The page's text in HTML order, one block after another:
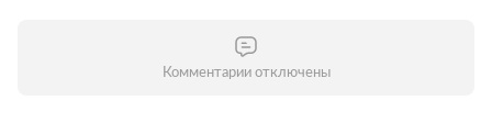
Комментарии отключены